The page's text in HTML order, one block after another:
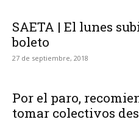
SAETA | El lunes
boleto
27 de septiembre, 2018
Por el paro,
tomar colectivos